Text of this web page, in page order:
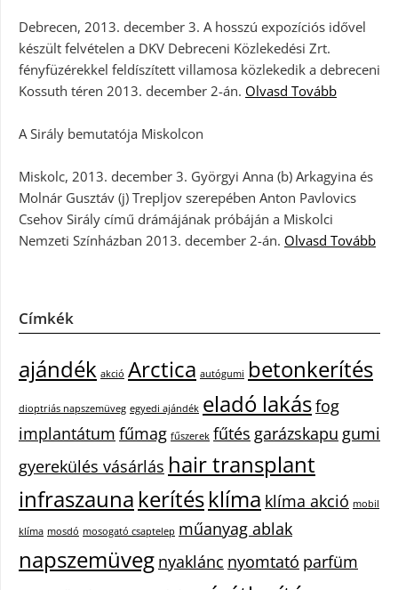
Debrecen, 2013. december 3. A hosszú expozíciós idővel
készült felvételen a DKV Debreceni Közlekedési Zrt.
fényfüzérekkel feldíszített villamosa közlekedik a debreceni
Kossuth téren 2013. december 2-án. Olvasd Tovább
A Sirály bemutatója Miskolcon
Miskolc, 2013. december 3. Györgyi Anna (b) Arkagyina és
Molnár Gusztáv (j) Trepljov szerepében Anton Pavlovics
Csehov Sirály című drámájának próbáján a Miskolci
Nemzeti Színházban 2013. december 2-án. Olvasd Tovább
Címkék
ajándék akció Arctica autógumi betonkerítés
dioptriás napszemüveg egyedi ajándék eladó lakásfog
implantátum fűmag fűszerek fűtés garázskapu gumi
gyerekülés vásárlás hair transplant
infraszauna kerítésklíma klíma akció mobil
klíma mosdó mosogató csaptelep műanyag ablak
napszemüveg nyaklánc nyomtató parfüm